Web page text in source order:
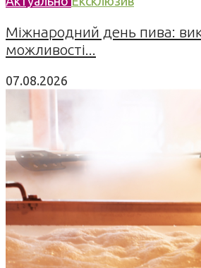
Міжнародний день пива:
можливості...
07.08.2026